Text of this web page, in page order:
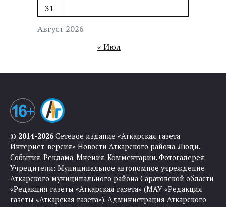
Август 2026
31
« Июл
© 2014-2026Сетевое издание «Аткарская газета.
Интернет-версия» Новости Аткарского района. Люди.
События. Реклама. Мнения. Комментарии. Фотогалерея.
Учредители: Муниципальное автономное учреждение
Аткарского муниципального района Саратовской области
«Редакция газеты «Аткарская газета» (МАУ «Редакция
газеты «Аткарская газета»). Администрация Аткарского